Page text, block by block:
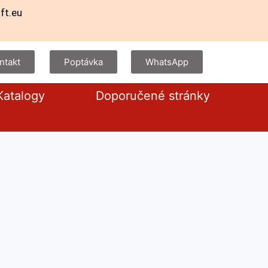
Poptávka WhatsApp
Doporučené stránky